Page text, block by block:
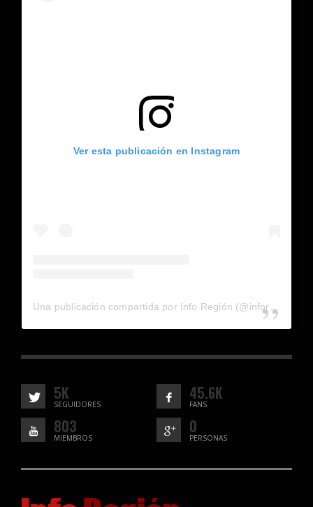
Ver esta publicación en Instagram
5K
SEGUIDORES
45.6K
FANS
803
MIEMBROS
0
PERSONAS